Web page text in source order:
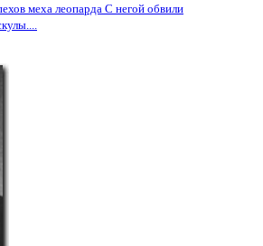
меха леопарда С негой обвили